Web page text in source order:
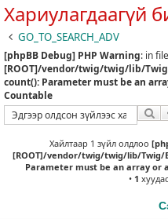
Хариулагдаагүй
GO_TO_SEARCH_ADV
[phpBB Debug] PHP Warning: in file
[ROOT]/vendor/twig/twig/lib/
count(): Parameter must be an
Countable
Хайлтаар 1 зүйл олдлоо
[ROOT]/vendor/twig/twig/lib/Twig/
Parameter must be an array or
• 1